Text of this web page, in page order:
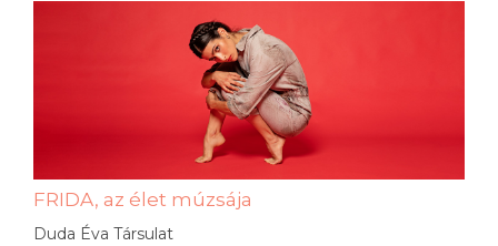
FRIDA, az élet múzsája
Duda Éva Társulat